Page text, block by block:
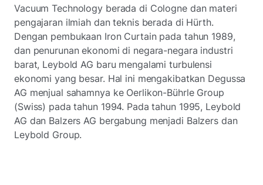
Vacuum Technology berada di Cologne dan materi
pengajaran ilmiah dan teknis berada di Hürth.
Dengan pembukaan Iron Curtain pada tahun 1989,
dan penurunan ekonomi di negara-negara industri
barat, Leybold AG baru mengalami turbulensi
ekonomi yang besar. Hal ini mengakibatkan Degussa
AG menjual sahamnya ke Oerlikon-Bührle Group
(Swiss) pada tahun 1994. Pada tahun 1995, Leybold
AG dan Balzers AG bergabung menjadi Balzers dan
Leybold Group.